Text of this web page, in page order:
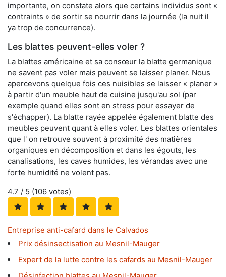
importante, on constate alors que certains individus sont «
contraints » de sortir se nourrir dans la journée (la nuit il
ya trop de concurrence).
Les blattes peuvent-elles voler ?
La blattes américaine et sa consœur la blatte germanique
ne savent pas voler mais peuvent se laisser planer. Nous
apercevons quelque fois ces nuisibles se laisser « planer »
à partir d'un meuble haut de cuisine jusqu'au sol (par
exemple quand elles sont en stress pour essayer de
s'échapper). La blatte rayée appelée également blatte des
meubles peuvent quant à elles voler. Les blattes orientales
que l' on retrouve souvent à proximité des matières
organiques en décomposition et dans les égouts, les
canalisations, les caves humides, les vérandas avec une
forte humidité ne volent pas.
4.7 / 5 (106 votes)
Entreprise anti-cafard dans le Calvados
Prix désinsectisation au Mesnil-Mauger
Expert de la lutte contre les cafards au Mesnil-Mauger